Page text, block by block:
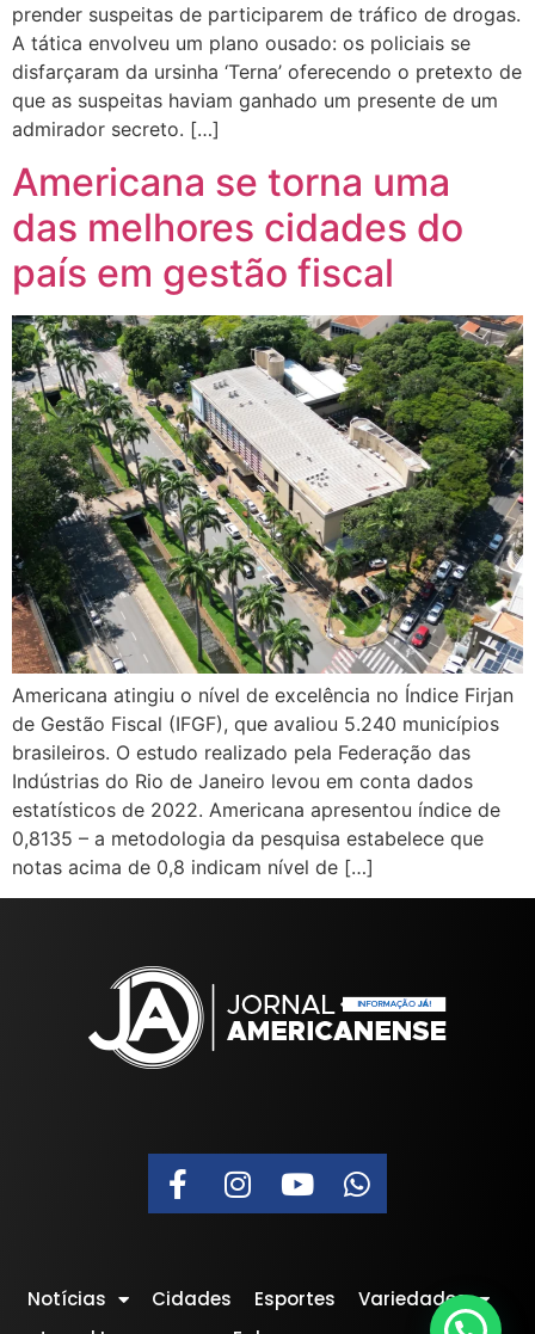
prender suspeitas de participarem de tráfico de drogas.
A tática envolveu um plano ousado: os policiais se
disfarçaram da ursinha ‘Terna’ oferecendo o pretexto de
que as suspeitas haviam ganhado um presente de um
admirador secreto. […]
Americana se torna uma
das melhores cidades do
país em gestão fiscal
Americana atingiu o nível de excelência no Índice Firjan
de Gestão Fiscal (IFGF), que avaliou 5.240 municípios
brasileiros. O estudo realizado pela Federação das
Indústrias do Rio de Janeiro levou em conta dados
estatísticos de 2022. Americana apresentou índice de
0,8135 – a metodologia da pesquisa estabelece que
notas acima de 0,8 indicam nível de […]
Notícias Cidades Esportes
Variedades